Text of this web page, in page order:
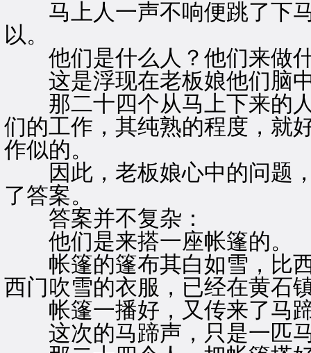
马上人一声不响便跳了下马
以。
他们是什么人？他们来做
这是浮现在老板娘他们脑
那二十四个从马上下来的人
们的工作，其纯熟的程度，就
作似的。
因此，老板娘心中的问题，
了答案。
答案并不复杂：
他们是来搭一座帐篷的。
帐篷的篷布其白如雪，比西
西门吹雪的衣服，已经在黄石
帐篷一播好，又传来了马
这次的马蹄声，只是一匹